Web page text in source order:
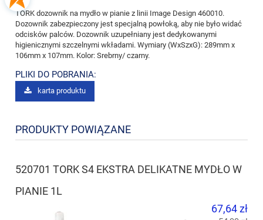
TORK dozownik na mydło w pianie z linii Image Design 460010.
Dozownik zabezpieczony jest specjalną powłoką, aby nie było widać
odcisków palców. Dozownik uzupełniany jest dedykowanymi
higienicznymi szczelnymi wkładami. Wymiary (WxSzxG): 289mm x
106mm x 107mm. Kolor: Srebrny/ czarny.
PLIKI DO POBRANIA:
karta produktu
PRODUKTY POWIĄZANE
520701 TORK S4 EKSTRA DELIKATNE MYDŁO W
PIANIE 1L
67,64 zł